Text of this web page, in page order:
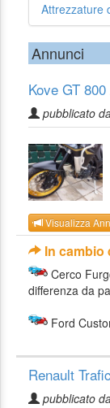
Attrezzature
Annunci
Kove GT
pubblicato
Visualizza
In cambio
Cerco
differenza da
Ford
Renault
pubblicato